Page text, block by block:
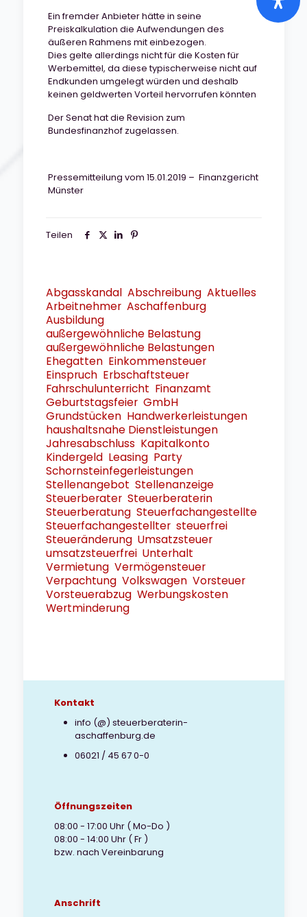
Ein fremder Anbieter hätte in seine
Preiskalkulation die Aufwendungen des
äußeren Rahmens mit einbezogen.
Dies gelte allerdings nicht für die Kosten für
Werbemittel, da diese typischerweise nicht auf
Endkunden umgelegt würden und deshalb
keinen geldwerten Vorteil hervorrufen könnten
Der Senat hat die Revision zum
Bundesfinanzhof zugelassen.
Pressemitteilung vom 15.01.2019 – Finanzgericht
Münster
Teilen
Abgasskandal Abschreibung Aktuelles
Arbeitnehmer Aschaffenburg
Ausbildung
außergewöhnliche Belastung
außergewöhnliche Belastungen
Ehegatten Einkommensteuer
Einspruch Erbschaftsteuer
Fahrschulunterricht Finanzamt
Geburtstagsfeier GmbH
Grundstücken Handwerkerleistungen
haushaltsnahe Dienstleistungen
Jahresabschluss Kapitalkonto
Kindergeld Leasing Party
Schornsteinfegerleistungen
Stellenangebot Stellenanzeige
Steuerberater Steuerberaterin
Steuerberatung Steuerfachangestellte
Steuerfachangestellter steuerfrei
Steueränderung Umsatzsteuer
umsatzsteuerfrei Unterhalt
Vermietung Vermögensteuer
Verpachtung Volkswagen Vorsteuer
Vorsteuerabzug Werbungskosten
Wertminderung
Kontakt
info (@) steuerberaterin-
aschaffenburg.de
06021 / 45 67 0-0
Öffnungszeiten
08:00 - 17:00 Uhr ( Mo-Do )
08:00 - 14:00 Uhr ( Fr )
bzw. nach Vereinbarung
Anschrift